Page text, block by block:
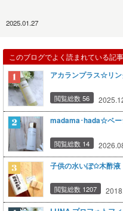
2025.01.27
このブログでよく読まれている記事
アカランプラス☆リン
閲覧総数 56
madama･hada☆ベ
閲覧総数 14
子供の水いぼ✩木酢液
閲覧総数 1207